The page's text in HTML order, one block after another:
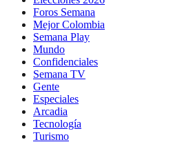
Foros Semana
Mejor Colombia
Semana Play
Mundo
Confidenciales
Semana TV
Gente
Especiales
Arcadia
Tecnología
Turismo